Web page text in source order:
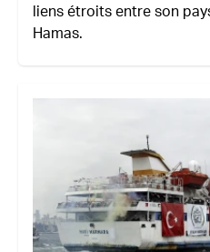
liens étroits entre son
Hamas.